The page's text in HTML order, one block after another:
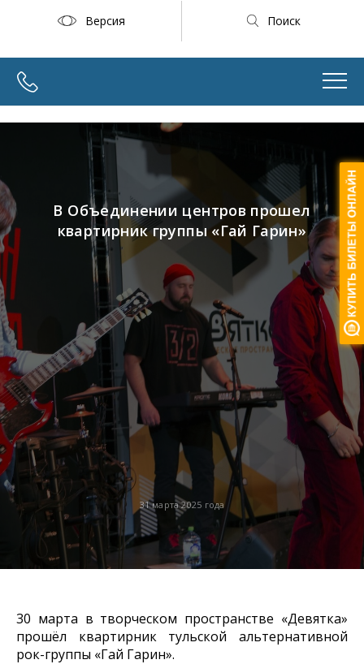
Версия Поиск
31 марта 2025 года
В Объединении центров прошел
квартирник группы «Гай Гарин»
30 марта в творческом пространстве «Девятка»
прошёл квартирник тульской альтернативной
рок-группы «Гай Гарин».